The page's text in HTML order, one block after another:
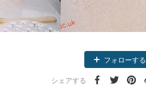
フォローする
シェアする